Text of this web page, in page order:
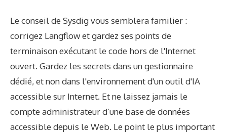
Le conseil de Sysdig vous semblera familier :
corrigez Langflow et gardez ses points de
terminaison exécutant le code hors de l'Internet
ouvert. Gardez les secrets dans un gestionnaire
dédié, et non dans l'environnement d'un outil d'IA
accessible sur Internet. Et ne laissez jamais le
compte administrateur d’une base de données
accessible depuis le Web. Le point le plus important